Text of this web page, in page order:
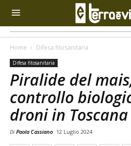
Home Difesa fitosanitaria
Difesa fitosanitaria
Piralide del
controllo
droni in Toscana
Di Paola Cassiano 12 Luglio 2024